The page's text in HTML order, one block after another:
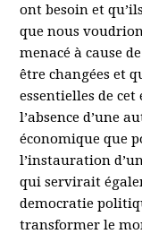
ont besoin et
que nous
menacé à cause
être changées et
essentielles de
l’absence d’une
économique que
l’instauration
qui servirait
democratie
transformer le